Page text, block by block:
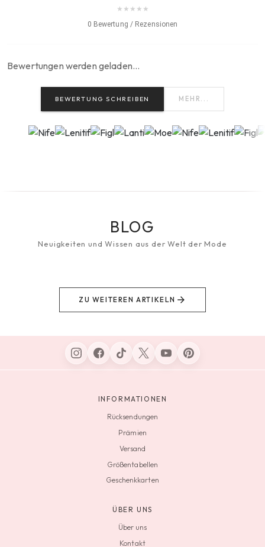
★ ★ ★ ★ ★
0 Bewertung / Rezensionen
Bewertungen werden geladen…
BEWERTUNG SCHREIBEN MEHR...
BLOG
Neuigkeiten und Wissen aus der Welt der Mode
ZU WEITEREN ARTIKELN
INFORMATIONEN
Rücksendungen
Prämien
Versand
Größentabellen
Geschenkkarten
ÜBER UNS
Über uns
Kontakt